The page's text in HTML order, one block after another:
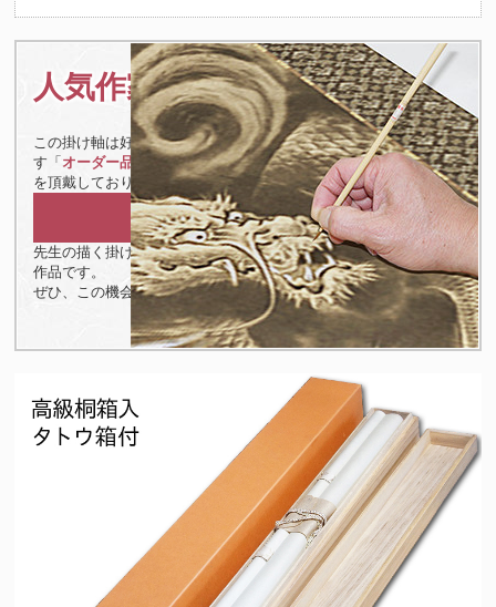
人気作家の作品のため
この掛け軸は好評のため現在、ご注文をお受けしてから作成しま
す「オーダー品
」となります。下記の通りお届けまでに、お時間
を頂戴しております。
納期：１ケ月ほど
先生の描く掛け軸は、お待ちいただいても十分に価値のある人気
作品です。
ぜひ、この機会にお求めください。